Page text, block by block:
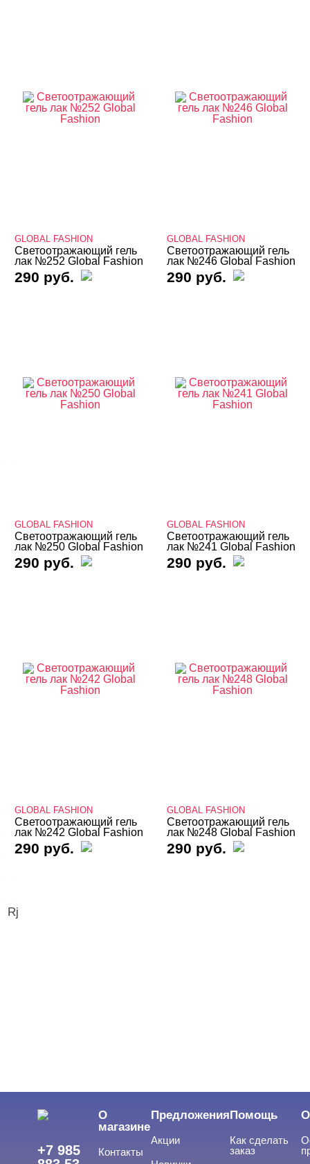
Гель-лаки FOXY
Гель-лаки GLOBAL FASHION
Гель-лаки MIO Nails
Гель-лаки Nogtika
БРЕНДЫ
База
База для донаращивания
База жесткая
GLOBAL FASHION
Светоотражающий гель
лак №252 Global Fashion
290 руб.
GLOBAL FASHION
Светоотражающий гель
лак №246 Global Fashion
290 руб.
GLOBAL FASHION
Светоотражающий гель
лак №250 Global Fashion
290 руб.
GLOBAL FASHION
Светоотражающий гель
лак №241 Global Fashion
290 руб.
GLOBAL FASHION
Светоотражающий гель
лак №242 Global Fashion
290 руб.
GLOBAL FASHION
Светоотражающий гель
лак №248 Global Fashion
290 руб.
Rj
+7 985
О
магазине
Контакты
Предложения
Акции
Помощь
Как сделать
заказ